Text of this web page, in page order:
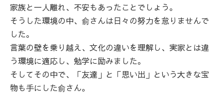
家族と一人離れ、不安もあったことでしょう。
そうした環境の中、俞さんは日々の努力を怠りませんで
した。
言葉の壁を乗り越え、文化の違いを理解し、実家とは違
う環境に適応し、勉学に励みました。
そしてその中で、「友達」と「思い出」という大きな宝
物も手にした俞さん。